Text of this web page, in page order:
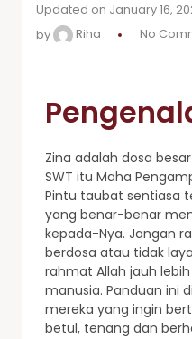
Updated on January 16,
by
Riha No
Zina adalah dosa
SWT itu Maha
Pintu taubat sentiasa
yang benar-benar
kepada-Nya. Jangan
berdosa atau tidak
rahmat Allah jauh
manusia. Panduan ini
mereka yang ingin
betul, tenang dan